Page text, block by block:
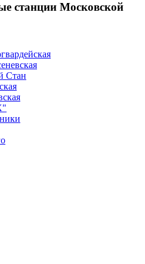
станции Московской
Стан